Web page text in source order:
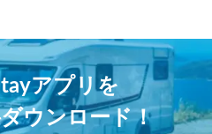
アプリを
ウンロード！